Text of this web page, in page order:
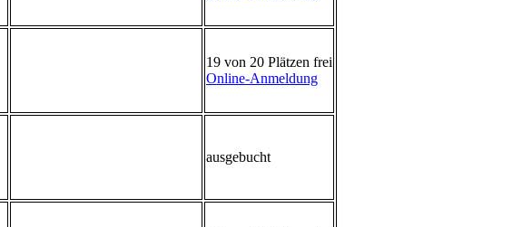
19 von 20 Plätzen frei
Online-Anmeldung
ausgebucht